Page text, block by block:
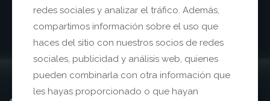
redes sociales y analizar el tráfico. Además,
compartimos información sobre el uso que
haces del sitio con nuestros socios de redes
sociales, publicidad y análisis web, quienes
pueden combinarla con otra información que
les hayas proporcionado o que hayan